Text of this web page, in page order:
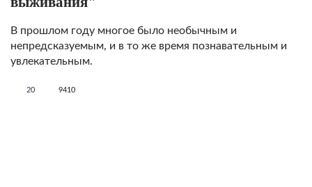
В прошлом году многое было необычным и
непредсказуемым, и в то же время познавательным и
увлекательным.
20 9410